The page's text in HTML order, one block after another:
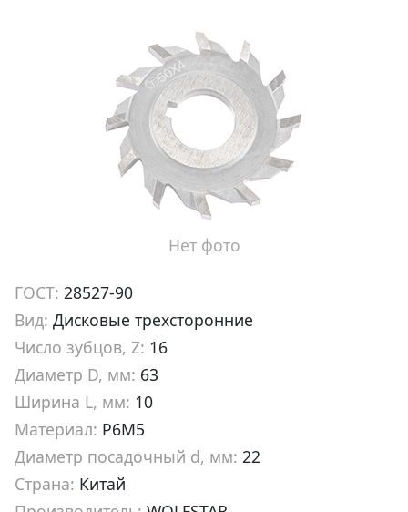
Нет фото
ГОСТ: 28527-90
Вид: Дисковые трехсторонние
Число зубцов, Z: 16
Диаметр D, мм: 63
Ширина L, мм: 10
Материал: Р6М5
Диаметр посадочный d, мм: 22
Страна: Китай